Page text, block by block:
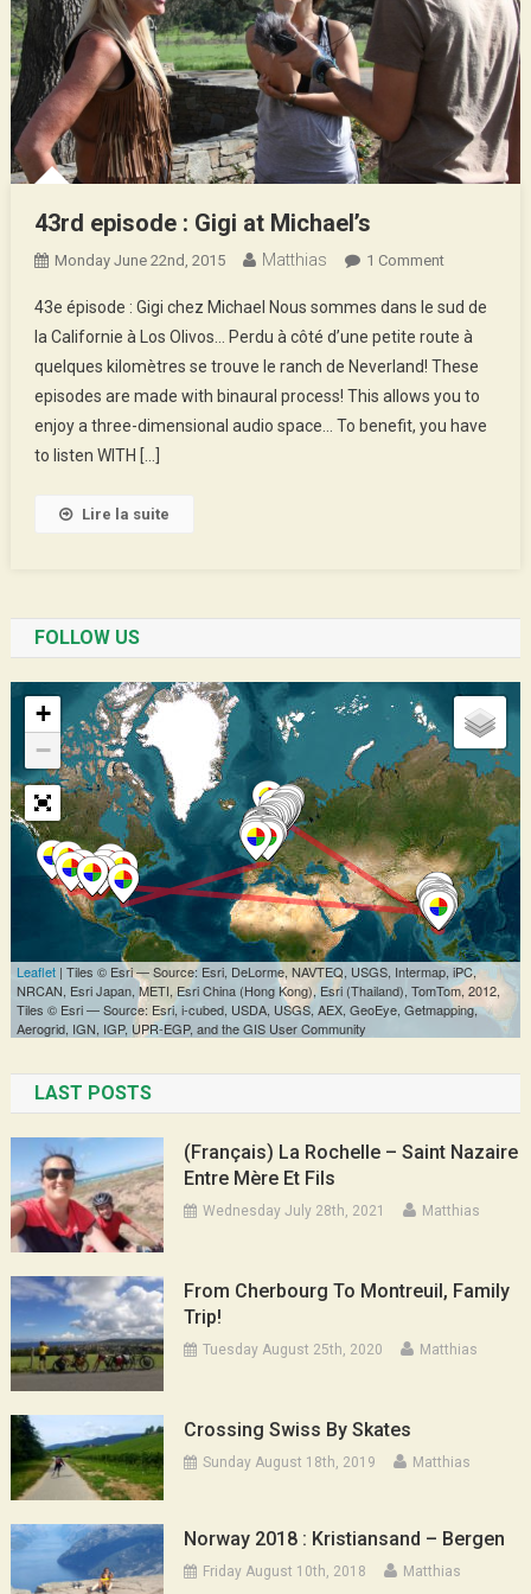
43rd episode : Gigi at Michael’s
Monday June 22nd, 2015 Matthias 1 CommentOn
Episode
:
Gigi
At
Michael’s
43e épisode : Gigi chez Michael Nous sommes dans le sud de
la Californie à Los Olivos… Perdu à côté d’une petite route à
quelques kilomètres se trouve le ranch de Neverland! These
episodes are made with binaural process! This allows you to
enjoy a three-dimensional audio space… To benefit, you have
to listen WITH […]
Lire la suite
FOLLOW US
LAST POSTS
(Français) La Rochelle – Saint Nazaire
Entre Mère Et Fils
Wednesday July 28th, 2021 Matthias
From Cherbourg To Montreuil, Family
Trip!
Tuesday August 25th, 2020 Matthias
Crossing Swiss By Skates
Sunday August 18th, 2019 Matthias
Norway 2018 : Kristiansand – Bergen
Friday August 10th, 2018 Matthias